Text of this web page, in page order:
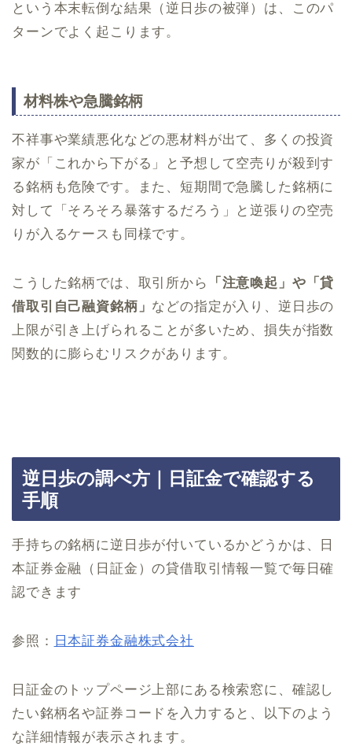
という本末転倒な結果（逆日歩の被弾）は、このパ
ターンでよく起こります。
材料株や急騰銘柄
不祥事や業績悪化などの悪材料が出て、多くの投資
家が「これから下がる」と予想して空売りが殺到す
る銘柄も危険です。また、短期間で急騰した銘柄に
対して「そろそろ暴落するだろう」と逆張りの空売
りが入るケースも同様です。
こうした銘柄では、取引所から
「注意喚起」や「貸
借取引自己融資銘柄」 などの指定が入り、逆日歩の
上限が引き上げられることが多いため、損失が指数
関数的に膨らむリスクがあります。
逆日歩の調べ方｜日証金で確認する
手順
手持ちの銘柄に逆日歩が付いているかどうかは、日
本証券金融（日証金）の貸借取引情報一覧で毎日確
認できます
参照： 日本証券金融株式会社
日証金のトップページ上部にある検索窓に、確認し
たい銘柄名や証券コードを入力すると、以下のよう
な詳細情報が表示されます。